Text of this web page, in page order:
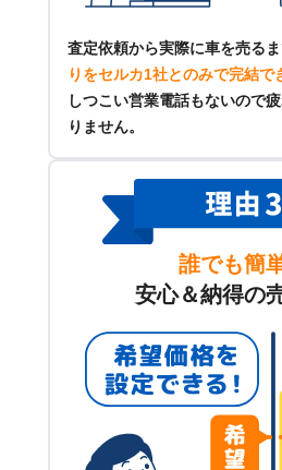
査定依頼から実際に車を売るま
りをセルカ1社とのみで完結で
しつこい営業電話もないので
りません。
誰でも簡
安心＆納得の